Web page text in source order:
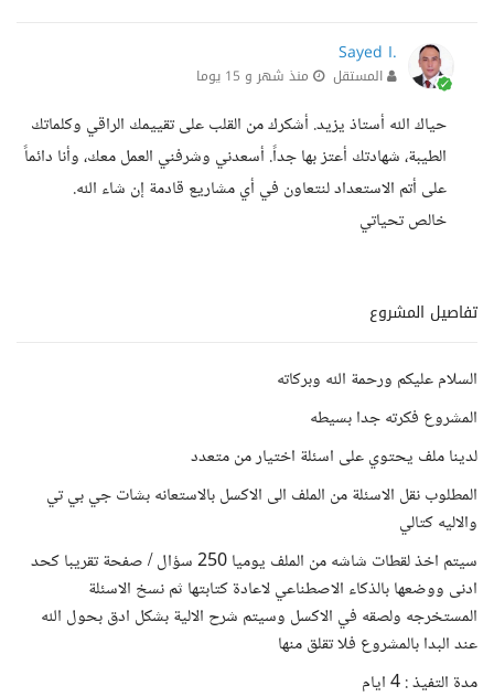
Sayed I.
المستقل منذ شهر و 15 يوما
حياك الله أستاذ يزيد. أشكرك من القلب على تقييمك الراقي وكلماتك
الطيبة، شهادتك أعتز بها جداً. أسعدني وشرفني العمل معك، وأنا دائماً
على أتم الاستعداد لنتعاون في أي مشاريع قادمة إن شاء الله.
خالص تحياتي
تفاصيل المشروع
السلام عليكم ورحمة الله وبركاته
المشروع فكرته جدا بسيطه
لدينا ملف يحتوي على اسئلة اختيار من متعدد
المطلوب نقل الاسئلة من الملف الى الاكسل بالاستعانه بشات جي بي تي
والاليه كتالي
سيتم اخذ لقطات شاشه من الملف يوميا 250 سؤال / صفحة تقريبا كحد
ادنى ووضعها بالذكاء الاصطناعي لاعادة كتابتها ثم نسخ الاسئلة
المستخرجه ولصقه في الاكسل وسيتم شرح الالية بشكل ادق بحول الله
عند البدا بالمشروع فلا تقلق منها
مدة التفيذ : 4 ايام